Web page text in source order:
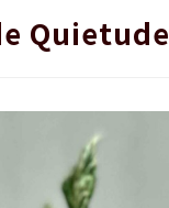
Quietude